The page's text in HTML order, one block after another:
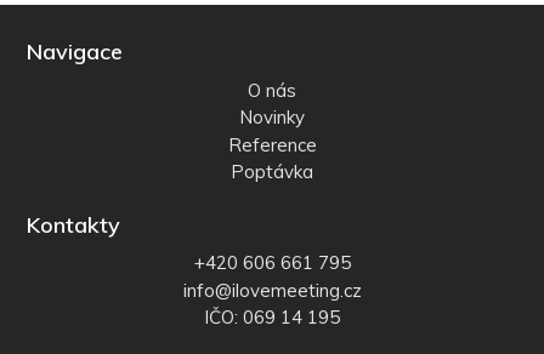
Navigace
O nás
Novinky
Reference
Poptávka
Kontakty
+420 606 661 795
info@ilovemeeting.cz
IČO: 069 14 195